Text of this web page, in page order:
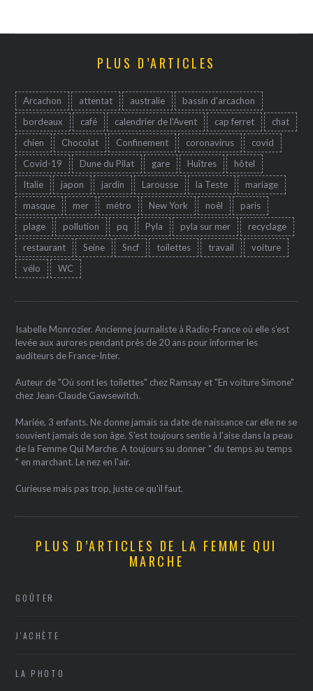
PLUS D’ARTICLES
Arcachon attentat australie
bassin d'arcachon
bordeaux
café calendrier de l'Avent cap ferret
chat
chien
Chocolat Confinement coronavirus
covid
Covid-19
Dune du Pilat gare Huîtres
hôtel
Italie
japon jardin Larousse la Teste
mariage
masque
mer métro New York noêl
paris
plage
pollution pq Pyla pyla sur mer
recyclage
restaurant
Seine Sncf toilettes travail
voiture
vélo
WC
Isabelle Monrozier. Ancienne journaliste à Radio-France où elle s'est
levée aux aurores pendant près de 20 ans pour informer les
auditeurs de France-Inter.
Auteur de "Où sont les toilettes" chez Ramsay et "En voiture Simone"
chez Jean-Claude Gawsewitch.
Mariée, 3 enfants. Ne donne jamais sa date de naissance car elle ne se
souvient jamais de son âge. S'est toujours sentie à l'aise dans la peau
de la Femme Qui Marche. A toujours su donner " du temps au temps
" en marchant. Le nez en l'air.
Curieuse mais pas trop, juste ce qu'il faut.
PLUS D’ARTICLES DE LA FEMME QUI
MARCHE
GOÛTER
J'ACHÈTE
LA PHOTO